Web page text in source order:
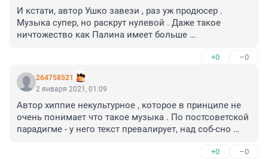
И кстати, автор Ушко завези , раз уж продюсер .
Музыка супер, но раскрут нулевой . Даже такое
ничтожество как Палина имеет больше
+0 –0
264758521
2 января 2021, 01:09
Автор хиппие некультурное , которое в принципе не
очень понимает что такое музыка . По постсоветской
парадигме - у него текст превалирует, над соб-сно
+0 –0